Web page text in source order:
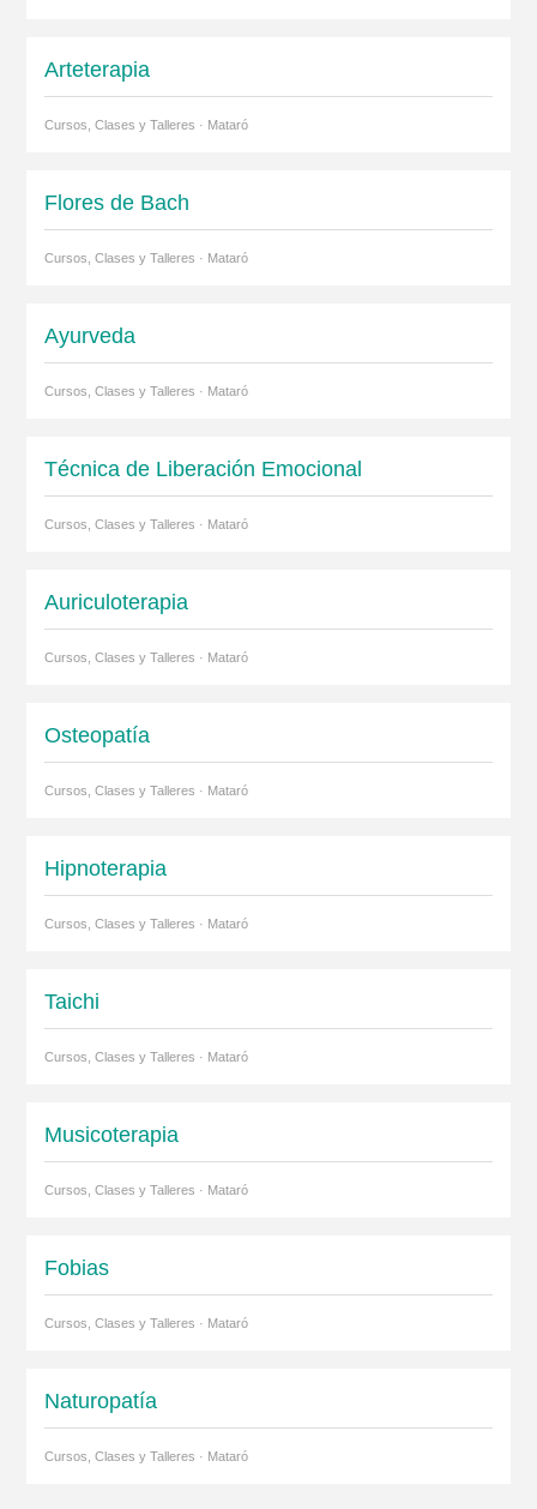
Arteterapia
Cursos, Clases y Talleres · Mataró
Flores de Bach
Cursos, Clases y Talleres · Mataró
Ayurveda
Cursos, Clases y Talleres · Mataró
Técnica de Liberación Emocional
Cursos, Clases y Talleres · Mataró
Auriculoterapia
Cursos, Clases y Talleres · Mataró
Osteopatía
Cursos, Clases y Talleres · Mataró
Hipnoterapia
Cursos, Clases y Talleres · Mataró
Taichi
Cursos, Clases y Talleres · Mataró
Musicoterapia
Cursos, Clases y Talleres · Mataró
Fobias
Cursos, Clases y Talleres · Mataró
Naturopatía
Cursos, Clases y Talleres · Mataró